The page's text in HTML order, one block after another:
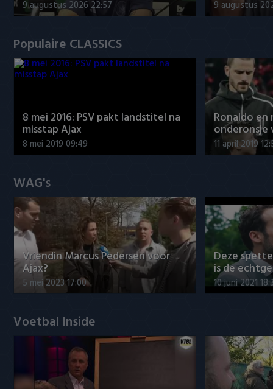
9 augustus 2026 22:57 9 augustus
Populaire CLASSICS
8 mei 2016: PSV pakt landstitel na
misstap Ajax
8 mei 2019 09:49
Ronaldo
onderonsje
11 april 2019
WAG's
Vriendin Marcus Pedersen voor
Ajax?
5 mei 2023 17:00
Deze
is de
10 juni 2021
Voetbal Inside